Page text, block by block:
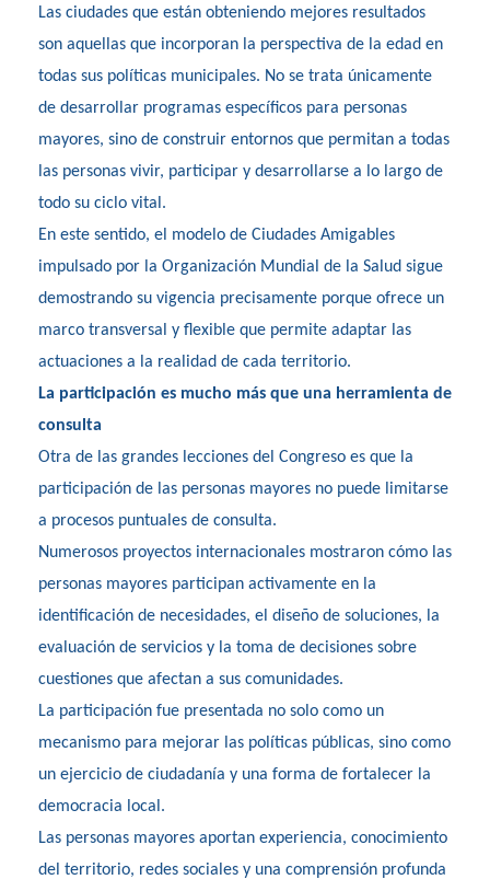
Las ciudades que están obteniendo mejores resultados
son aquellas que incorporan la perspectiva de la edad en
todas sus políticas municipales. No se trata únicamente
de desarrollar programas específicos para personas
mayores, sino de construir entornos que permitan a todas
las personas vivir, participar y desarrollarse a lo largo de
todo su ciclo vital.
En este sentido, el modelo de Ciudades Amigables
impulsado por la Organización Mundial de la Salud sigue
demostrando su vigencia precisamente porque ofrece un
marco transversal y flexible que permite adaptar las
actuaciones a la realidad de cada territorio.
La participación es mucho más que una herramienta de
consulta
Otra de las grandes lecciones del Congreso es que la
participación de las personas mayores no puede limitarse
a procesos puntuales de consulta.
Numerosos proyectos internacionales mostraron cómo las
personas mayores participan activamente en la
identificación de necesidades, el diseño de soluciones, la
evaluación de servicios y la toma de decisiones sobre
cuestiones que afectan a sus comunidades.
La participación fue presentada no solo como un
mecanismo para mejorar las políticas públicas, sino como
un ejercicio de ciudadanía y una forma de fortalecer la
democracia local.
Las personas mayores aportan experiencia, conocimiento
del territorio, redes sociales y una comprensión profunda